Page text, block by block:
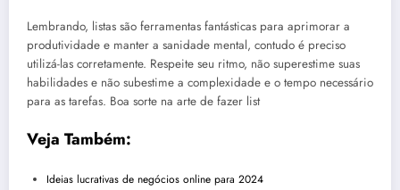
Lembrando, listas são ferramentas fantásticas para aprimorar a
produtividade e manter a sanidade mental, contudo é preciso
utilizá-las corretamente. Respeite seu ritmo, não superestime suas
habilidades e não subestime a complexidade e o tempo necessário
para as tarefas. Boa sorte na arte de fazer list
Veja Também:
Ideias lucrativas de negócios online para 2024